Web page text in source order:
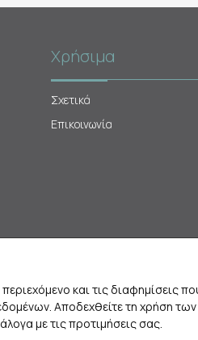
Χρήσιμα
Σχετικά
Επικοινωνία
All rights reserved.
και τις διαφημίσεις
Αποδεχθείτε τη χρήση των
με τις προτιμήσεις σας.